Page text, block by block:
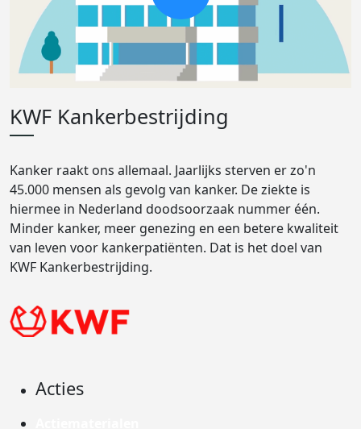
KWF Kankerbestrijding
Kanker raakt ons allemaal. Jaarlijks sterven er zo'n
45.000 mensen als gevolg van kanker. De ziekte is
hiermee in Nederland doodsoorzaak nummer één.
Minder kanker, meer genezing en een betere kwaliteit
van leven voor kankerpatiënten. Dat is het doel van
KWF Kankerbestrijding.
Acties